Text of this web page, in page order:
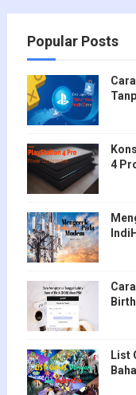
Popular Posts
4
List